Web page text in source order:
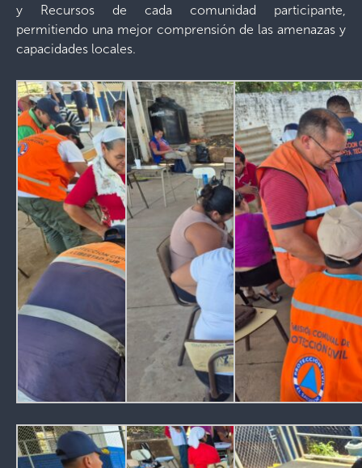
y Recursos de cada comunidad participante,
permitiendo una mejor comprensión de las amenazas y
capacidades locales.